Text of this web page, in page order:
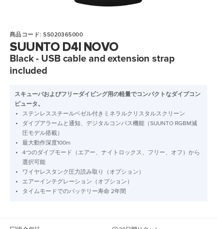
商品コード:SS020365000
SUUNTO D4I NOVO
Black - USB cable and extension strap
included
スキューバおよびフリーダイビング用の軽量でコンパクトなダイブコン
ピュータ。
ステンレススチールベゼル付きミネラルクリスタルスクリーン
ダイブアラームと通知、デジタルコンパス機能（SUUNTO RGBM減
圧モデル搭載）
最大動作深度100m
4つのダイブモード（エアー、ナイトロックス、フリー、オフ）から
選択可能
ワイヤレスタンク圧力読み取り（オプション）
エアーインテグレーション（オプション）
タイムモードでのバッテリー寿命 2年間